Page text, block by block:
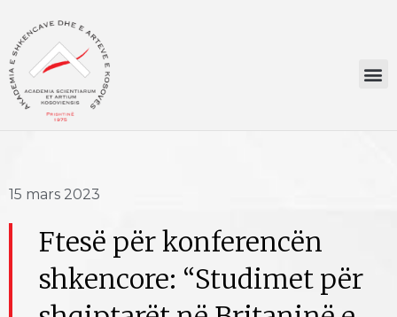
15 mars 2023
Ftesë për konferencën
shkencore: “Studimet për